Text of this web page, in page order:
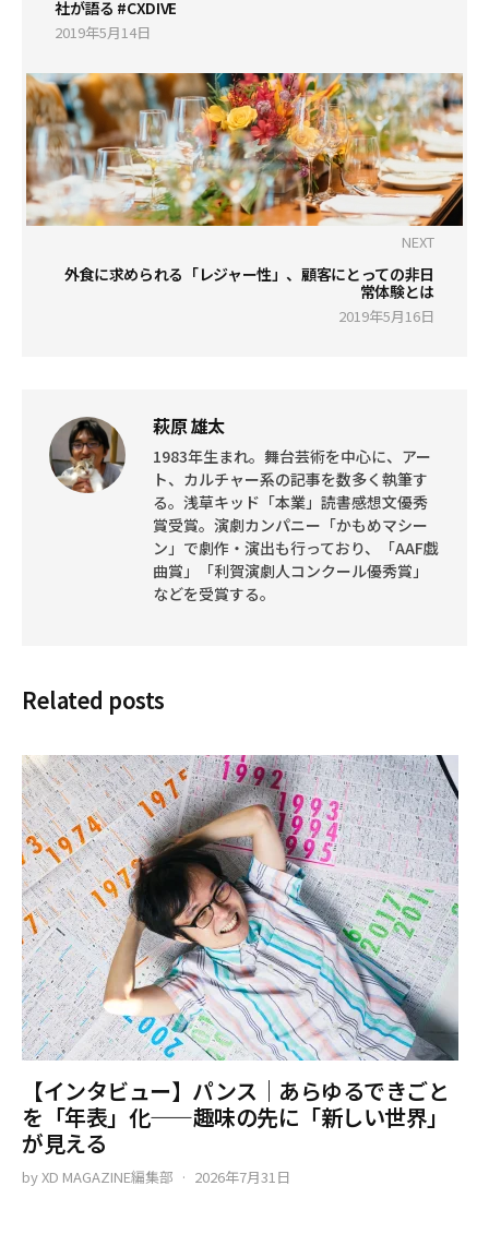
社が語る #CXDIVE
2019年5月14日
NEXT
外食に求められる「レジャー性」、顧客にとっての非日
常体験とは
2019年5月16日
萩原 雄太
1983年生まれ。舞台芸術を中心に、アー
ト、カルチャー系の記事を数多く執筆す
る。浅草キッド「本業」読書感想文優秀
賞受賞。演劇カンパニー「かもめマシー
ン」で劇作・演出も行っており、「AAF戯
曲賞」「利賀演劇人コンクール優秀賞」
などを受賞する。
Related posts
【インタビュー】パンス｜あらゆるできごと
を「年表」化——趣味の先に「新しい世界」
が見える
byXD MAGAZINE編集部 2026年7月31日